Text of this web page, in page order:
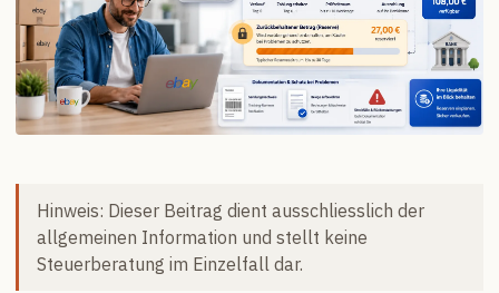
Hinweis: Dieser Beitrag dient ausschliesslich der
allgemeinen Information und stellt keine
Steuerberatung im Einzelfall dar.